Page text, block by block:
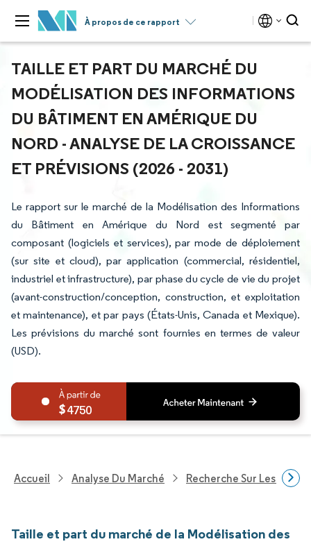
À propos de ce rapport
TAILLE ET PART DU MARCHÉ DU
MODÉLISATION DES INFORMATIONS
DU BÂTIMENT EN AMÉRIQUE DU
NORD - ANALYSE DE LA CROISSANCE
ET PRÉVISIONS (2026 - 2031)
Le rapport sur le marché de la Modélisation des Informations
du Bâtiment en Amérique du Nord est segmenté par
composant (logiciels et services), par mode de déploiement
(sur site et cloud), par application (commercial, résidentiel,
industriel et infrastructure), par phase du cycle de vie du projet
(avant-construction/conception, construction, et exploitation
et maintenance), et par pays (États-Unis, Canada et Mexique).
Les prévisions du marché sont fournies en termes de valeur
(USD).
4750
Accueil Analyse Du Marché Recherche Sur Les
Taille et part du marché de la Modélisation des